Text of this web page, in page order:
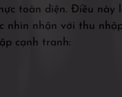
toàn diện. Điều
nhìn nhận với thu
cạnh tranh: